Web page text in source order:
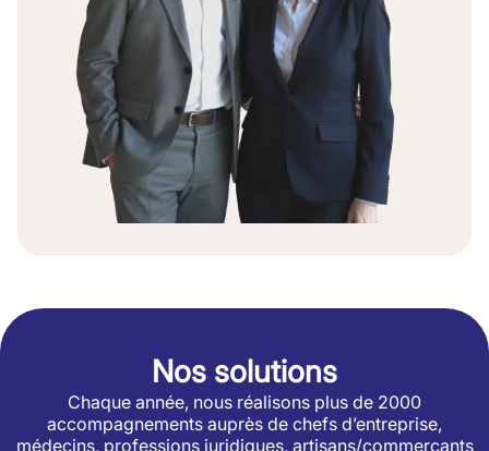
Nos solutions
Chaque année, nous réalisons plus de 2000
accompagnements auprès de chefs d’entreprise,
médecins, professions juridiques, artisans/commerçants